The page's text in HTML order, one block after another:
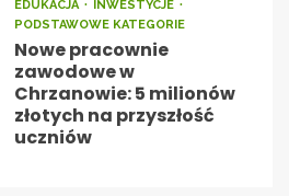
EDUKACJA
INWESTYCJE
PODSTAWOWE KATEGORIE
Nowe pracownie
zawodowe w
Chrzanowie: 5 milionów
złotych na przyszłość
uczniów